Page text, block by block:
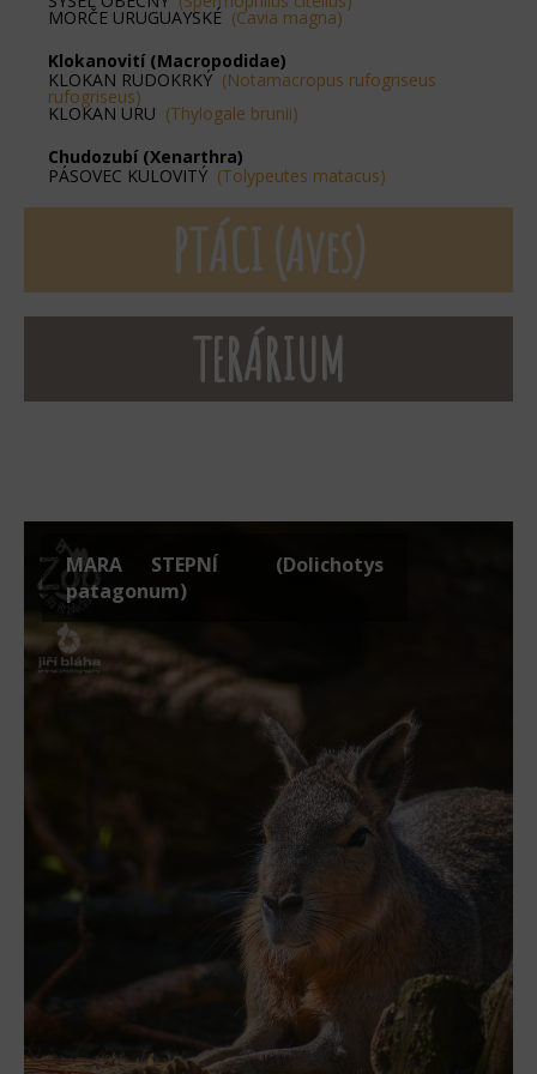
MORČE URUGUAYSKÉ (Cavia magna)
Klokanovití (Macropodidae)
KLOKAN RUDOKRKÝ (Notamacropus rufogriseus
rufogriseus)
KLOKAN URU (Thylogale brunii)
Chudozubí (Xenarthra)
PÁSOVEC KULOVITÝ (Tolypeutes matacus)
PTÁCI (Aves)
TERÁRIUM
MARA STEPNÍ (Dolichotys
patagonum)